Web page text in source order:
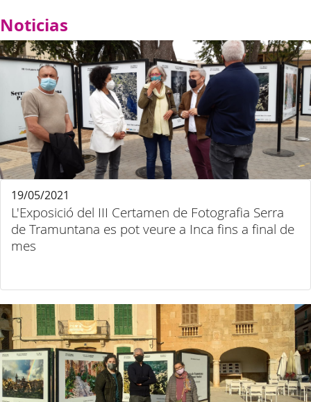
Noticias
L'Exposició del III Certamen de Fotografia Serra
de Tramuntana es pot veure a Inca fins a final de
mes
19/05/2021